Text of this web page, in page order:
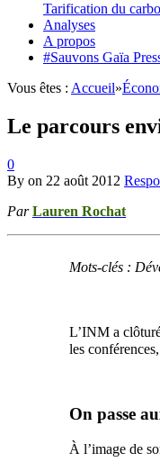
Tarification du
Analyses
A propos
#Sauvons Gaïa
Vous êtes : Accueil»
Le parcours
0
By on 22 août 2012
ParLauren Rochat
Mots-clés :
L’INM a
les
On passe
À l’image de